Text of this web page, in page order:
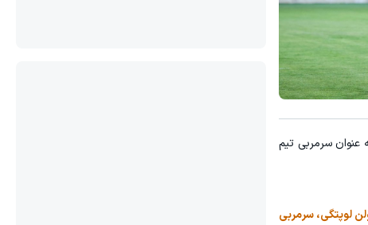
عنوان سرمربی تیم
این مراسم، دقایقی با خولن لوپتگی، سرمربی